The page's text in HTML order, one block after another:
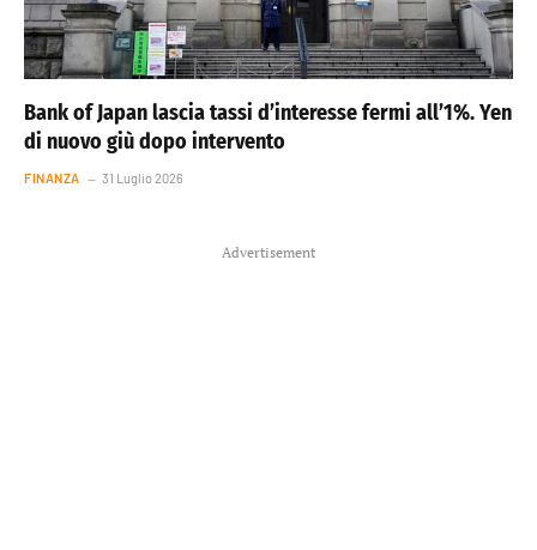
Bank of Japan lascia tassi d’interesse fermi all’1%. Yen
di nuovo giù dopo intervento
FINANZA 31 Luglio 2026
Advertisement